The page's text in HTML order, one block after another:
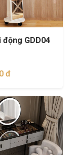
động GDD04
đ